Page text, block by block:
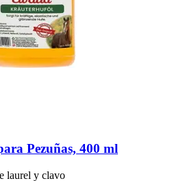
Pezuñas, 400 ml
laurel y clavo